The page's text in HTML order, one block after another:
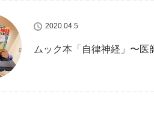
2020.04.5
ムック本「自律神経」〜医